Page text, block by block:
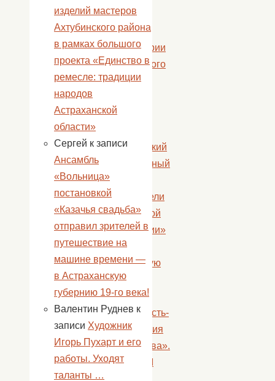
ноября
в
преддверии
Всемирного
Дня
со
ахтубинский
молодежный
«Строители
культурной
провинции»
провел
ежегодную
промо-
акцию
«Молодость-
территория
творчества».
СОВСЕМ
изделий мастеров
Ахтубинского района
в рамках большого
проекта «Единство в
ремесле: традиции
народов
Астраханской
области»
Сергей к записи
Ансамбль
«Вольница»
постановкой
«Казачья свадьба»
отправил зрителей в
путешествие на
машине времени —
в Астраханскую
губернию 19-го века!
Валентин Руднев к
записи Художник
Игорь Пухарт и его
работы. Уходят
таланты …